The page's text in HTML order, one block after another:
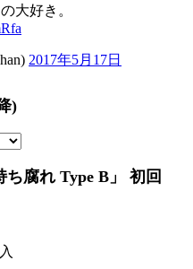
大好き。
2017年5月17日
)
腐れ Type B」 初回